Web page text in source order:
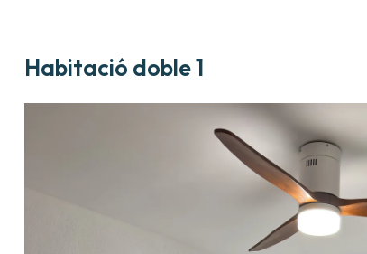
Habitació doble 1